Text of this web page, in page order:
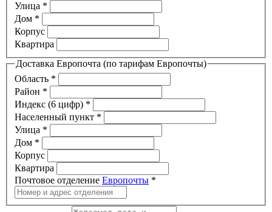
Улица *
Дом *
Корпус
Квартира
Доставка Европочта (по тарифам Европочты)
Область *
Район *
Индекс (6 цифр) *
Населенный пункт *
Улица *
Дом *
Корпус
Квартира
Почтовое отделение Европочты *